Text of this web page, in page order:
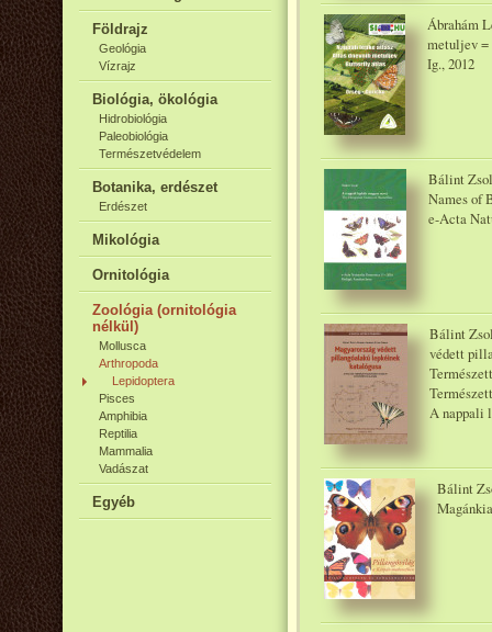
Földrajz
Geológia
Vízrajz
Biológia, ökológia
Hidrobiológia
Paleobiológia
Természetvédelem
Botanika, erdészet
Erdészet
Mikológia
Ornitológia
Zoológia (ornitológia
nélkül)
Mollusca
Arthropoda
Lepidoptera
Pisces
Amphibia
Reptilia
Mammalia
Vadászat
Egyéb
Ábrahám
metuljev =
Ig., 2012
Bálint
Names of
e-Acta
Bálint
védett
A nappali
Bálint